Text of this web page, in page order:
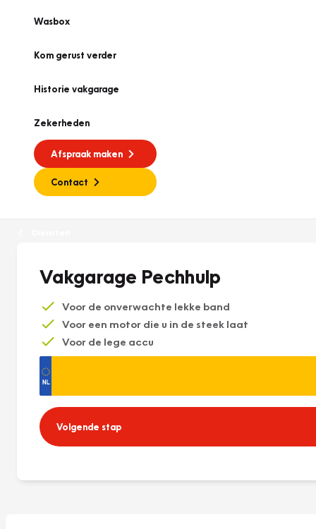
Wasbox
Kom gerust verder
Historie vakgarage
Zekerheden
Afspraak maken
Contact
Vakgarage Pechhulp
Voor de onverwachte lekke band
Voor een motor die u in de steek laat
Voor de lege accu
Volgende stap